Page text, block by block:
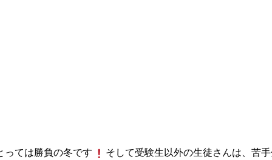
っては勝負の冬です そして受験生以外の生徒さんは、苦